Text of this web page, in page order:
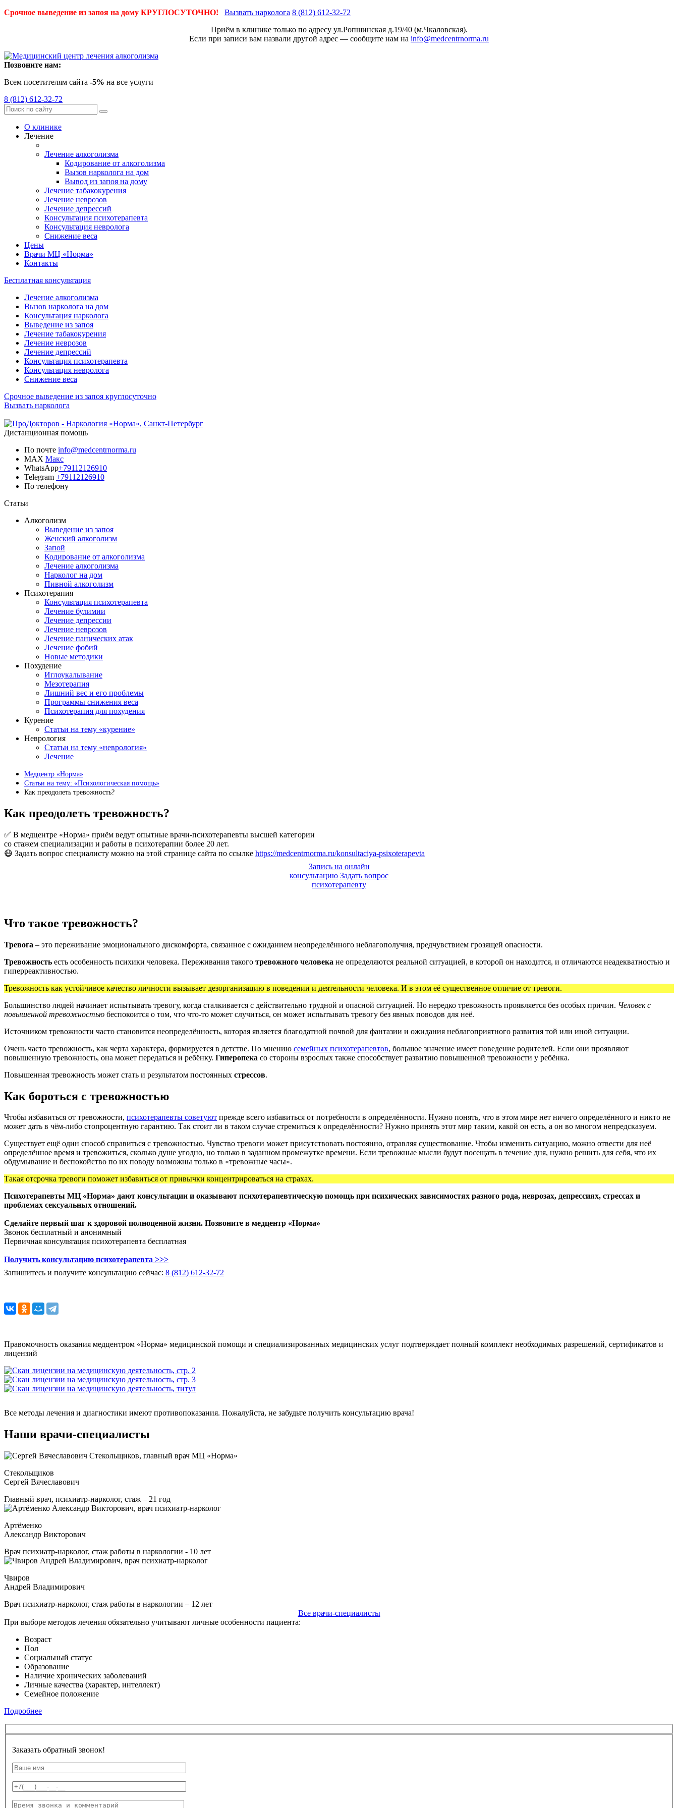
Срочное выведение из запоя на дому КРУГЛОСУТОЧНО! Вызвать нарколога 8 (812) 612-32-72
Приём в клинике только по адресу ул.Ропшинская д.19/40(м.Чкаловская).
Если при записи вам назвали другой адрес — сообщите нам на info@medcentrnorma.ru
Позвоните нам:
Всем посетителям сайта -5% на все услуги
8 (812) 612-32-72
О клинике
Лечение
Лечение алкоголизма
Кодирование от алкоголизма
Вызов нарколога на дом
Вывод из запоя на дому
Лечение табакокурения
Лечение неврозов
Лечение депрессий
Консультация психотерапевта
Консультация невролога
Снижение веса
Цены
Врачи МЦ «Норма»
Контакты
Бесплатная консультация
Лечение алкоголизма
Вызов нарколога на дом
Консультация нарколога
Выведение из запоя
Лечение табакокурения
Лечение неврозов
Лечение депрессий
Консультация психотерапевта
Консультация невролога
Снижение веса
Срочное выведение из запоя круглосуточно
Вызвать нарколога
Дистанционная помощь
По почте info@medcentrnorma.ru
MAX Макс
WhatsApp+79112126910
Telegram +79112126910
По телефону
Статьи
Алкоголизм
Выведение из запоя
Женский алкоголизм
Запой
Кодирование от алкоголизма
Лечение алкоголизма
Нарколог на дом
Пивной алкоголизм
Психотерапия
Консультация психотерапевта
Лечение булимии
Лечение депрессии
Лечение неврозов
Лечение панических атак
Лечение фобий
Новые методики
Похудение
Иглоукалывание
Мезотерапия
Лишний вес и его проблемы
Программы снижения веса
Психотерапия для похудения
Курение
Статьи на тему «курение»
Неврология
Статьи на тему «неврология»
Лечение
Медцентр «Норма»
Статьи на тему: «Психологическая помощь»
Как преодолеть тревожность?
Как преодолеть тревожность?
✅ В медцентре «Норма» приём ведут опытные врачи-психотерапевты высшей категории
со стажем специализации и работы в психотерапии более 20 лет.
😷 Задать вопрос специалисту можно на этой странице сайта по ссылке https://medcentrnorma.ru/konsultaciya-psixoterapevta
Запись на онлайн
консультацию Задать вопрос
психотерапевту
Что такое тревожность?
Тревога – это переживание эмоционального дискомфорта, связанное с ожиданием неопределённого неблагополучия, предчувствием грозящей опасности.
Тревожность есть особенность психики человека. Переживания такого тревожного человека не определяются реальной ситуацией, в которой он находится, и отличаются неадекватностью и
гиперреактивностью.
Тревожность как устойчивое качество личности вызывает дезорганизацию в поведении и деятельности человека. И в этом её существенное отличие от тревоги.
Большинство людей начинает испытывать тревогу, когда сталкивается с действительно трудной и опасной ситуацией. Но нередко тревожность проявляется без особых причин. Человек с
повышенной тревожностью беспокоится о том, что что-то может случиться, он может испытывать тревогу без явных поводов для неё.
Источником тревожности часто становится неопределённость, которая является благодатной почвой для фантазии и ожидания неблагоприятного развития той или иной ситуации.
Очень часто тревожность, как черта характера, формируется в детстве. По мнению семейных психотерапевтов, большое значение имеет поведение родителей. Если они проявляют
повышенную тревожность, она может передаться и ребёнку. Гиперопека со стороны взрослых также способствует развитию повышенной тревожности у ребёнка.
Повышенная тревожность может стать и результатом постоянных стрессов.
Как бороться с тревожностью
Чтобы избавиться от тревожности, психотерапевты советуют прежде всего избавиться от потребности в определённости. Нужно понять, что в этом мире нет ничего определённого и никто не
может дать в чём-либо стопроцентную гарантию. Так стоит ли в таком случае стремиться к определённости? Нужно принять этот мир таким, какой он есть, а он во многом непредсказуем.
Существует ещё один способ справиться с тревожностью. Чувство тревоги может присутствовать постоянно, отравляя существование. Чтобы изменить ситуацию, можно отвести для неё
определённое время и тревожиться, сколько душе угодно, но только в заданном промежутке времени. Если тревожные мысли будут посещать в течение дня, нужно решить для себя, что их
обдумывание и беспокойство по их поводу возможны только в «тревожные часы».
Такая отсрочка тревоги поможет избавиться от привычки концентрироваться на страхах.
Психотерапевты МЦ «Норма» дают консультации и оказывают психотерапевтическую помощь при психических зависимостях разного рода, неврозах, депрессиях, стрессах и
проблемах сексуальных отношений.
Сделайте первый шаг к здоровой полноценной жизни. Позвоните в медцентр «Норма»
Звонок бесплатный и анонимный
Первичная консультация психотерапевта бесплатная
Получить консультацию психотерапевта >>>
Запишитесь и получите консультацию сейчас: 8 (812) 612-32-72
Правомочность оказания медцентром «Норма» медицинской помощи и специализированных медицинских услуг подтверждает полный комплект необходимых разрешений, сертификатов и
лицензий
Все методы лечения и диагностики имеют противопоказания. Пожалуйста, не забудьте получить консультацию врача!
Наши врачи-специалисты
Стекольщиков
Сергей Вячеславович
Главный врач, психиатр-нарколог, стаж – 21 год
Артёменко
Александр Викторович
Врач психиатр-нарколог, стаж работы в наркологии - 10 лет
Чвиров
Андрей Владимирович
Врач психиатр-нарколог, стаж работы в наркологии – 12 лет
Все врачи-специалисты
При выборе методов лечения обязательно учитывают личные особенности пациента:
Возраст
Пол
Социальный статус
Образование
Наличие хронических заболеваний
Личные качества (характер, интеллект)
Семейное положение
Подробнее
Заказать обратный звонок!